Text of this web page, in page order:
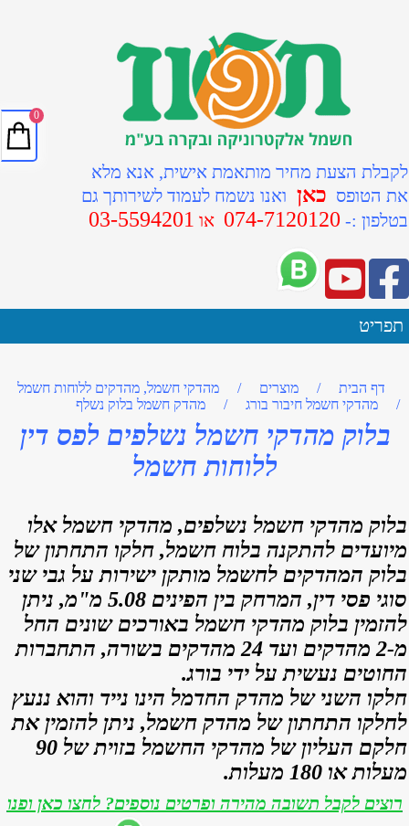
לקבלת הצעת מחיר מותאמת אישית, אנא מלא
את הטופס כאן ואנו נשמח לעמוד לשירותך גם
בטלפון :- 074-7120120 או 03-5594201
תפריט
דף הבית / מוצרים /
מהדקי חשמל, מהדקים ללוחות חשמל
/
מהדקי חשמל חיבור בורג / מהדק חשמל בלוק נשלף
בלוק מהדקי חשמל נשלפים לפס דין
ללוחות חשמל
בלוק מהדקי חשמל נשלפים, מהדקי חשמל אלו
מיועדים להתקנה בלוח חשמל, חלקו התחתון של
בלוק המהדקים לחשמל מותקן ישירות על גבי שני
סוגי פסי דין, המרחק בין הפינים 5.08 מ"מ, ניתן
להזמין בלוק מהדקי חשמל באורכים שונים החל
מ-2 מהדקים ועד 24 מהדקים בשורה, התחברות
החוטים נעשית על ידי בורג.
חלקו השני של מהדק החדמל הינו נייד והוא ננעץ
לחלקו התחתון של מהדק חשמל, ניתן להזמין את
חלקם העליון של מהדקי החשמל בזוית של 90
מעלות או 180 מעלות.
רוצים לקבל תשובה מהירה ופרטים נוספים? לחצו כאן ופנו
0